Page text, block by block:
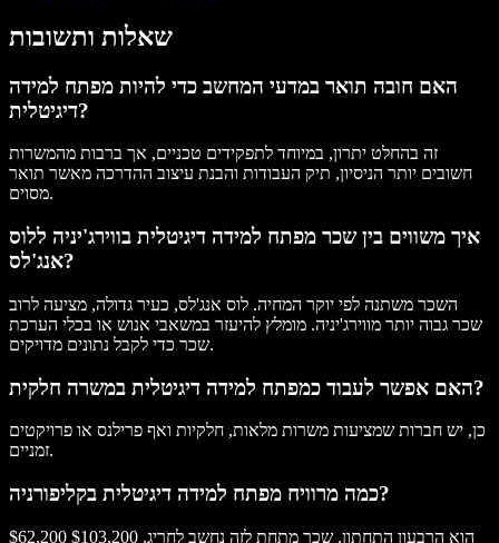
שאלות ותשובות
האם חובה תואר במדעי המחשב כדי להיות מפתח למידה
דיגיטלית?
זה בהחלט יתרון, במיוחד לתפקידים טכניים, אך ברבות מהמשרות
חשובים יותר הניסיון, תיק העבודות והבנת עיצוב ההדרכה מאשר תואר
מסוים.
איך משווים בין שכר מפתח למידה דיגיטלית בווירג'יניה ללוס
אנג'לס?
השכר משתנה לפי יוקר המחיה. לוס אנג'לס, כעיר גדולה, מציעה לרוב
שכר גבוה יותר מווירג'יניה. מומלץ להיעזר במשאבי אנוש או בכלי הערכת
שכר כדי לקבל נתונים מדויקים.
האם אפשר לעבוד כמפתח למידה דיגיטלית במשרה חלקית?
כן, יש חברות שמציעות משרות מלאות, חלקיות ואף פרילנס או פרויקטים
זמניים.
כמה מרוויח מפתח למידה דיגיטלית בקליפורניה?
$62,200 הוא הרבעון התחתון. שכר מתחת לזה נחשב לחריג. $103,200